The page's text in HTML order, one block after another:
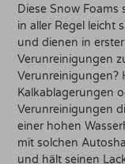
Diese Snow Foams
in aller Regel leicht
und dienen in
Verunreinigungen
Verunreinigungen?
Kalkablagerungen
Verunreinigungen
einer hohen
mit solchen
und hält seinen